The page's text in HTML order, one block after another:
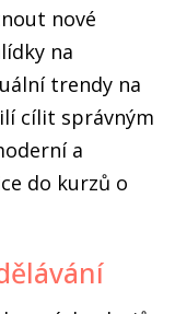
nové
na
trendy na
cílit správným
a
do kurzů o